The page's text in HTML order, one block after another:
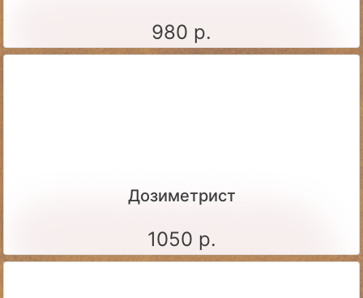
980 р.
Дозиметрист
1050 р.